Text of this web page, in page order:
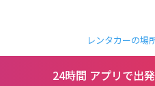
レンタカーの場
24時間 アプリで出